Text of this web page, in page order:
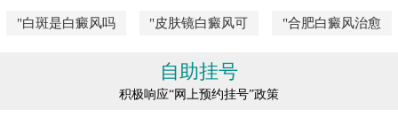
"白斑是白癜风吗 "皮肤镜白癜风可 "合肥白癜风治愈
自助挂号
积极响应“网上预约挂号”政策